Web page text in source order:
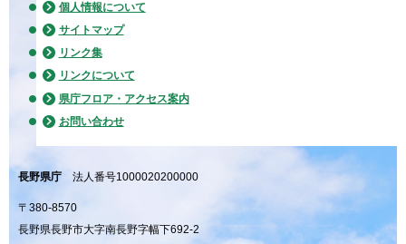
個人情報について
サイトマップ
リンク集
リンクについて
県庁フロア・アクセス案内
お問い合わせ
長野県庁 法人番号1000020200000
〒380-8570
長野県長野市大字南長野字幅下692-2